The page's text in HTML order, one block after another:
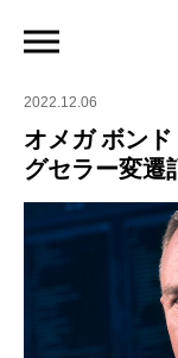
オメガ ボンド・ウォッ
2022.12.06
オメガ ボン
グセラー変遷